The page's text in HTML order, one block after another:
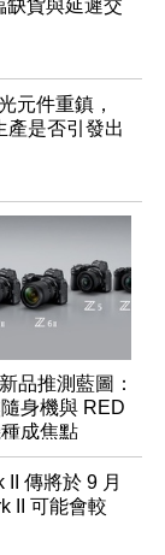
缺貨與延遲交
元件重鎮，
產是否引發出
品推測藍圖：
身機與 RED
成焦點
傳將於 9 月
II 可能會較